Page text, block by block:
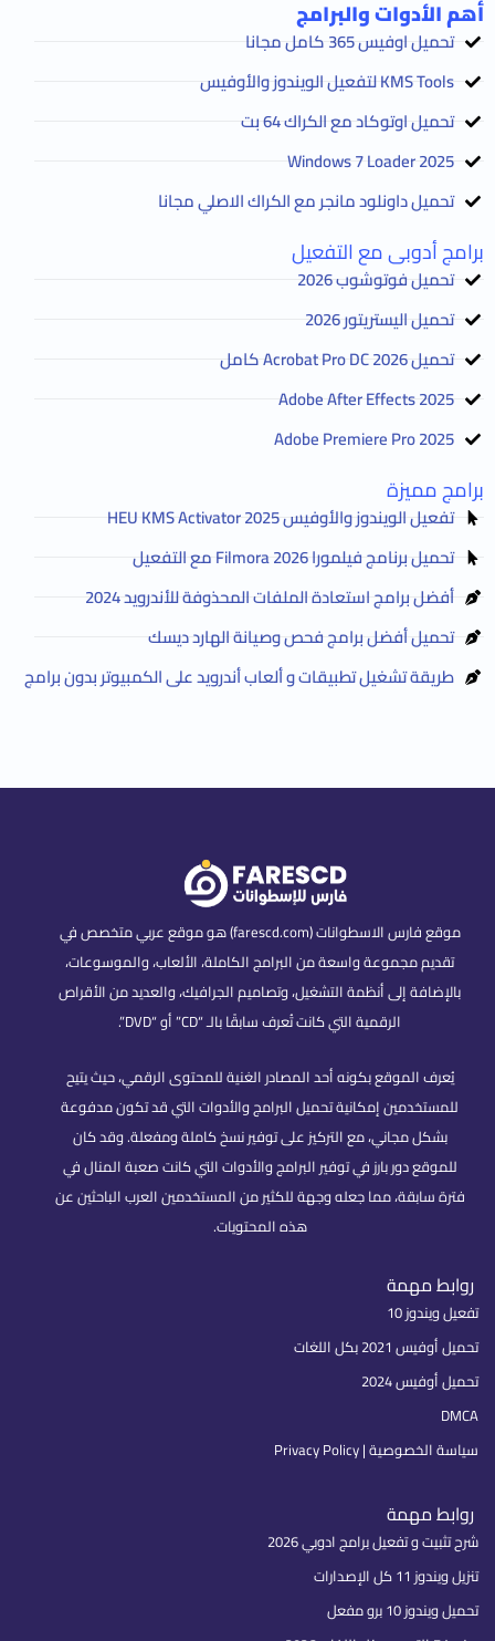
أهم الأدوات والبرامج
تحميل اوفيس 365 كامل مجانا
KMS Tools لتفعيل الويندوز والأوفيس
تحميل اوتوكاد مع الكراك 64 بت
2025 Windows 7 Loader
تحميل داونلود مانجر مع الكراك الاصلي مجانا
برامج أدوبى مع التفعيل
تحميل فوتوشوب 2026
تحميل اليستريتور 2026
تحميل Acrobat Pro DC 2026 كامل
Adobe After Effects 2025
Adobe Premiere Pro 2025
برامج مميزة
تفعيل الويندوز والأوفيس HEU KMS Activator 2025
تحميل برنامج فيلمورا Filmora 2026 مع التفعيل
أفضل برامج استعادة الملفات المحذوفة للأندرويد 2024
تحميل أفضل برامج فحص وصيانة الهارد ديسك
طريقة تشغيل تطبيقات و ألعاب أندرويد على الكمبيوتر بدون برامج
موقع فارس الاسطوانات (farescd.com) هو موقع عربي متخصص في
تقديم مجموعة واسعة من البرامج الكاملة، الألعاب، والموسوعات،
بالإضافة إلى أنظمة التشغيل، وتصاميم الجرافيك، والعديد من الأقراص
الرقمية التي كانت تُعرف سابقًا بالـ “CD” أو “DVD”.
يُعرف الموقع بكونه أحد المصادر الغنية للمحتوى الرقمي، حيث يتيح
للمستخدمين إمكانية تحميل البرامج والأدوات التي قد تكون مدفوعة
بشكل مجاني، مع التركيز على توفير نسخ كاملة ومفعلة. وقد كان
للموقع دور بارز في توفير البرامج والأدوات التي كانت صعبة المنال في
فترة سابقة، مما جعله وجهة للكثير من المستخدمين العرب الباحثين عن
هذه المحتويات.
روابط مهمة
تفعيل ويندوز 10
تحميل أوفيس 2021 بكل اللغات
تحميل أوفيس 2024
DMCA
سياسة الخصوصية | Privacy Policy
روابط مهمة
شرح تثبيت و تفعيل برامج ادوبي 2026
تنزيل ويندوز 11 كل الإصدارات
تحميل ويندوز 10 برو مفعل